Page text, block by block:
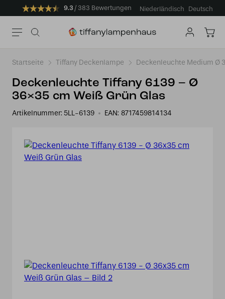
9.3 383 Bewertungen Niederländisch Deutsch
Startseite Tiffany Deckenlampe Deckenleuchte Medium Ø
Deckenleuchte Tiffany 6139 – Ø
36×35 cm Weiß Grün Glas
Artikelnummer: 5LL-6139 EAN: 8717459814134